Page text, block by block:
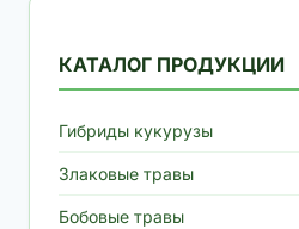
КАТАЛОГ ПРОДУКЦИИ
Гибриды кукурузы
Злаковые травы
Бобовые травы